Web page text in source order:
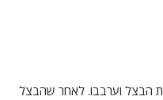
הבצל וערבבו. לאחר שהבצל